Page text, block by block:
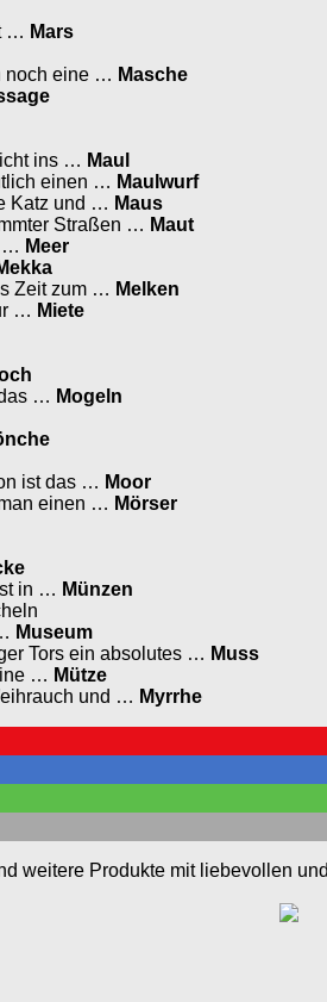
… Mars
noch eine … Masche
ins … Maul
einen … Maulwurf
Katz und … Maus
Straßen … Maut
… Meer
Zeit zum … Melken
… Miete
… Mogeln
ist das … Moor
einen … Mörser
in … Münzen
Museum
Tors ein absolutes … Muss
… Mütze
und … Myrrhe
weitere Produkte mit liebevollen